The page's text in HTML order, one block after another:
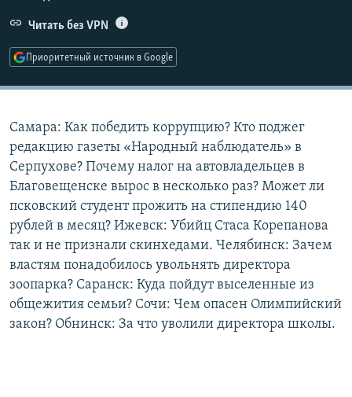
РАСПИСАНИЕ ВЕЩАНИЯ
СОЦИАЛЬНЫЕ СЕТИ
Все сайты РСЕ/РС
Читать без VPN
Приоритетный источник в Google
Самара: Как победить коррупцию? Кто поджег
редакцию газеты «Народный наблюдатель» в
Серпухове? Почему налог на автовладельцев в
Благовещенске вырос в несколько раз? Может ли
псковский студент прожить на стипендию 140
рублей в месяц? Ижевск: Убийц Стаса Корепанова
так и не признали скинхедами. Челябинск: Зачем
властям понадобилось увольнять директора
зоопарка? Саранск: Куда пойдут выселенные из
общежития семьи? Сочи: Чем опасен Олимпийский
закон? Обнинск: За что уволили директора школы.